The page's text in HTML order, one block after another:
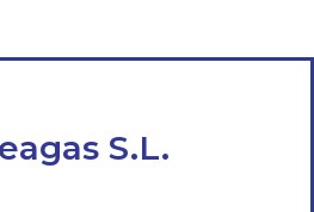
S.L.